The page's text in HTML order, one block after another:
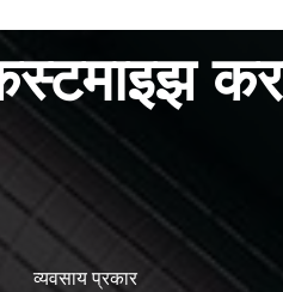
व्यवसाय प्रकार